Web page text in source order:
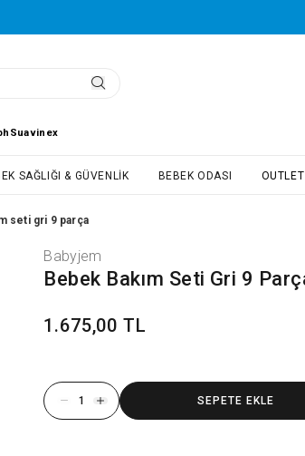
Suavinex
SAĞLIĞI & GÜVENLIK BEBEK ODASI OUTLET
seti gri 9 parça
Babyjem
Bebek Bakım Seti Gri 9
1.675,00 TL
SEPETE EKLE